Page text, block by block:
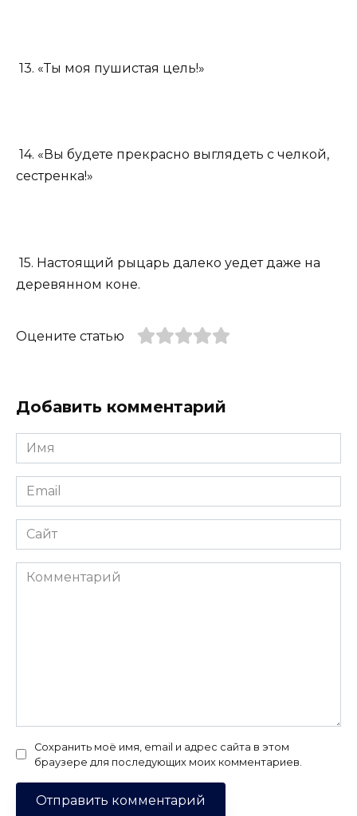
13. «Ты моя пушистая цель!»
14. «Вы будете прекрасно выглядеть с челкой,
сестренка!»
15. Настоящий рыцарь далеко уедет даже на
деревянном коне.
Оцените статью
Добавить комментарий
Имя
*
Email
*
Сайт
Комментарий
Сохранить моё имя, email и адрес сайта в этом
браузере для последующих моих комментариев.